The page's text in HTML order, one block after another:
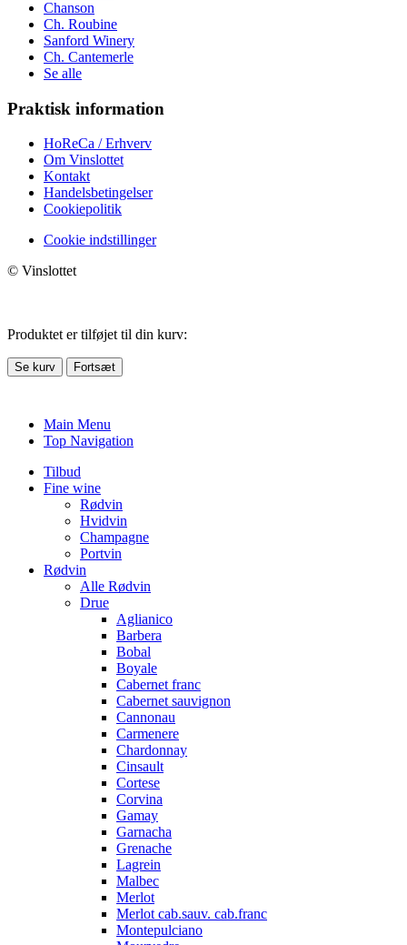
Chanson
Ch. Roubine
Sanford Winery
Ch. Cantemerle
Se alle
Praktisk information
HoReCa / Erhverv
Om Vinslottet
Kontakt
Handelsbetingelser
Cookiepolitik
Cookie indstillinger
© Vinslottet
Produktet er tilføjet til din kurv:
Se kurv Fortsæt
Main Menu
Top Navigation
Tilbud
Fine wine
Rødvin
Hvidvin
Champagne
Portvin
Rødvin
Alle Rødvin
Drue
Aglianico
Barbera
Bobal
Boyale
Cabernet franc
Cabernet sauvignon
Cannonau
Carmenere
Chardonnay
Cinsault
Cortese
Corvina
Gamay
Garnacha
Grenache
Lagrein
Malbec
Merlot
Merlot cab.sauv. cab.franc
Montepulciano